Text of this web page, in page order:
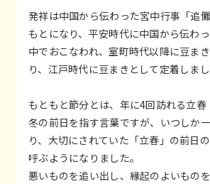
発祥は中国から伝わった宮中行事「追
もとになり、平安時代に中国から伝わ
中でおこなわれ、室町時代以降に豆ま
り、江戸時代に豆まきとして定着しまし
もともと節分とは、年に4回訪れる立
冬の前日を指す言葉ですが、いつしか
り、大切にされていた「立春」の前日
呼ぶようになりました。
悪いものを追い出し、縁起のよいもの